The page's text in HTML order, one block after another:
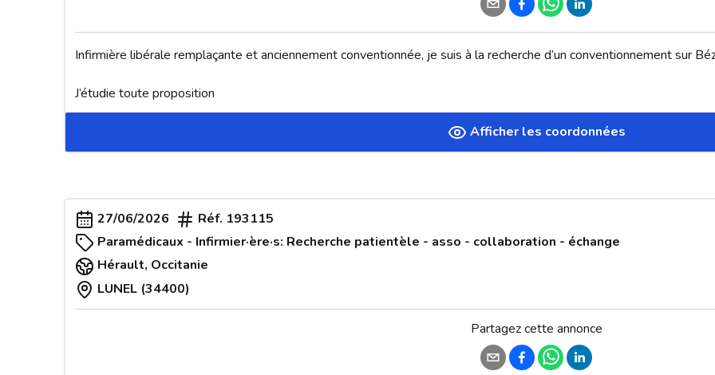
Infirmière libérale remplaçante et anciennement conventionnée, je suis à la recherche d’un conventionnement sur
J’étudie toute proposition
Afficher les coordonnées
27/06/2026 Réf. 193115
Paramédicaux - Infirmier·ère·s: Recherche patientèle - asso - collaboration - échange
Hérault, Occitanie
LUNEL (34400)
Partagez cette annonce